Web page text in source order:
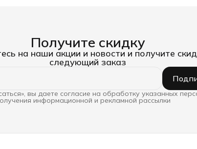
Получите скидку
на наши акции и новости и получите
следующий заказ
вы даете согласие на обработку указанных
информационной и рекламной рассылки